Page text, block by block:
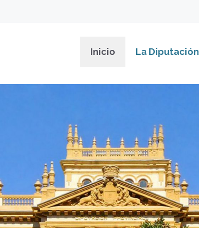
Inicio La Diputación